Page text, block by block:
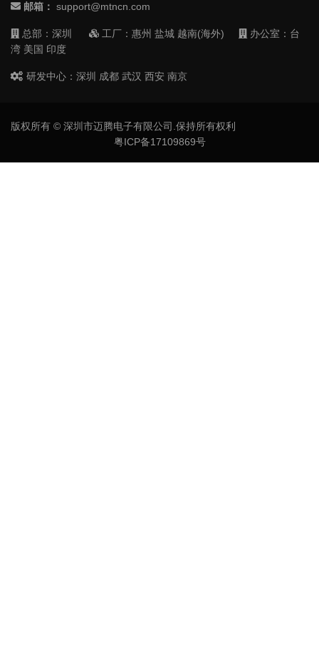
邮箱： support@mtncn.com
总部：深圳 工厂：惠州 盐城 越南(海外)
办公室：台
湾 美国 印度
研发中心：深圳 成都 武汉 西安 南京
版权所有 © 深圳市迈腾电子有限公司.保持所有权利
粤ICP备17109869号